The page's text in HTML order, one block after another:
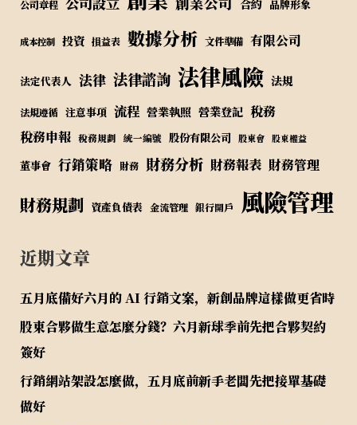
公司章程 合約 品牌形象
成本控制 投資 損益表 數據分析 文件準備 有限公司
法定代表人 法律 法律諮詢 法律風險 法規
法規遵循 注意事項 流程 營業執照 營業登記 稅務
稅務申報 稅務規劃 統一編號 股份有限公司 股東會 股東權益
董事會 行銷策略 財務 財務分析 財務報表 財務管理
財務規劃 資產負債表 金流管理 銀行開戶 風險管理
近期文章
五月底備好六月的 AI 行銷文案，新創品牌這樣做更省時
股東合夥做生意怎麼分錢？六月新球季前先把合夥契約
簽好
行銷網站架設怎麼做，五月底前新手老闆先把接單基礎
做好